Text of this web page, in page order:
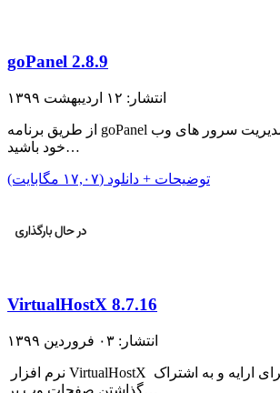
goPanel 2.8.9
انتشار: ۱۲ اردیبهشت ۱۳۹۹
از طریق برنامه goPanel قادر به نگهداری و مدیریت سرور های وب
خود باشید…
توضیحات + دانلود (۱۷,۰۷ مگابایت)
VirtualHostX 8.7.16
انتشار: ۰۳ فروردین ۱۳۹۹
گذاشتن صفحات وب بر…